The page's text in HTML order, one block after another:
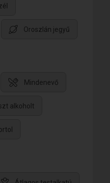
Oroszlán jegyű
Mindenevő
alkoholt